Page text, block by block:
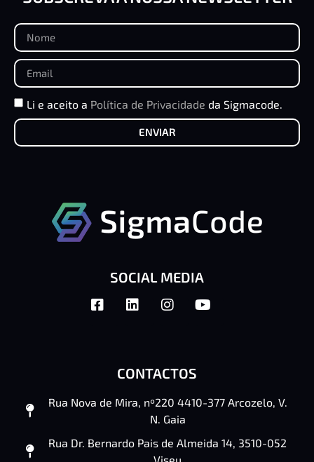
Li e aceito a Política de Privacidade da Sigmacode.
ENVIAR
SOCIAL MEDIA
CONTACTOS
Rua Nova de Mira, nº220 4410-377 Arcozelo, V.
N. Gaia
Rua Dr. Bernardo Pais de Almeida 14, 3510-052